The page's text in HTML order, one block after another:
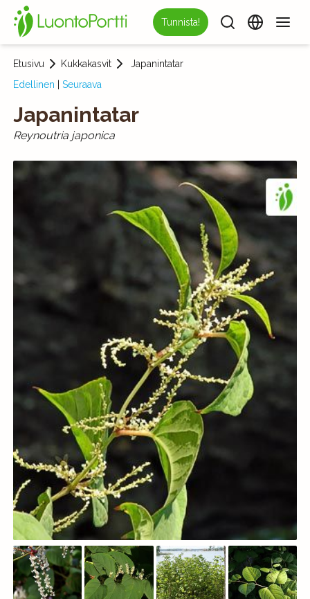
Tunnista!
Etusivu Kukkakasvit
Japanintatar
Edellinen
Seuraava
Japanintatar
Reynoutria japonica